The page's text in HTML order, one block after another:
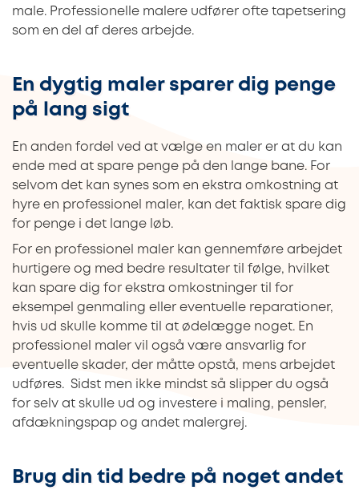
male. Professionelle malere udfører ofte tapetsering
som en del af deres arbejde.
En dygtig maler sparer dig penge
på lang sigt
En anden fordel ved at vælge en maler er at du kan
ende med at spare penge på den lange bane. For
selvom det kan synes som en ekstra omkostning at
hyre en professionel maler, kan det faktisk spare dig
for penge i det lange løb.
For en professionel maler kan gennemføre arbejdet
hurtigere og med bedre resultater til følge, hvilket
kan spare dig for ekstra omkostninger til for
eksempel genmaling eller eventuelle reparationer,
hvis ud skulle komme til at ødelægge noget. En
professionel maler vil også være ansvarlig for
eventuelle skader, der måtte opstå, mens arbejdet
udføres. Sidst men ikke mindst så slipper du også
for selv at skulle ud og investere i maling, pensler,
afdækningspap og andet malergrej.
Brug din tid bedre på noget andet